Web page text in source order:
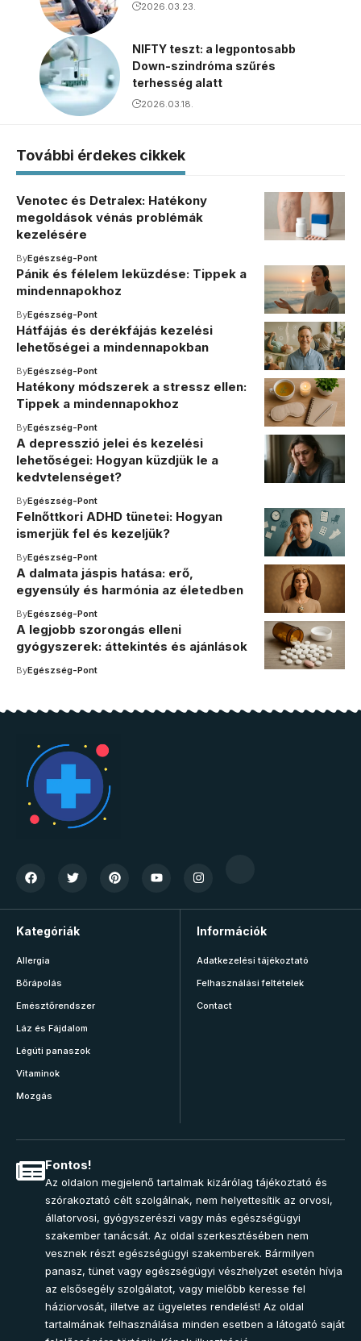
2026.03.23.
NIFTY teszt: a legpontosabb
Down-szindróma szűrés
terhesség alatt
2026.03.18.
További érdekes cikkek
Venotec és Detralex: Hatékony
megoldások vénás problémák
kezelésére
ByEgészség-Pont
Pánik és félelem leküzdése: Tippek a
mindennapokhoz
ByEgészség-Pont
Hátfájás és derékfájás kezelési
lehetőségei a mindennapokban
ByEgészség-Pont
Hatékony módszerek a stressz ellen:
Tippek a mindennapokhoz
ByEgészség-Pont
A depresszió jelei és kezelési
lehetőségei: Hogyan küzdjük le a
kedvtelenséget?
ByEgészség-Pont
Felnőttkori ADHD tünetei: Hogyan
ismerjük fel és kezeljük?
ByEgészség-Pont
A dalmata jáspis hatása: erő,
egyensúly és harmónia az életedben
ByEgészség-Pont
A legjobb szorongás elleni
gyógyszerek: áttekintés és ajánlások
ByEgészség-Pont
Kategóriák
Allergia
Bőrápolás
Emésztőrendszer
Láz és Fájdalom
Légúti panaszok
Vitaminok
Mozgás
Információk
Adatkezelési tájékoztató
Felhasználási feltételek
Contact
Fontos!
Az oldalon megjelenő tartalmak kizárólag tájékoztató és
szórakoztató célt szolgálnak, nem helyettesítik az orvosi,
állatorvosi, gyógyszerészi vagy más egészségügyi
szakember tanácsát. Az oldal szerkesztésében nem
vesznek részt egészségügyi szakemberek. Bármilyen
panasz, tünet vagy egészségügyi vészhelyzet esetén hívja
az elsősegély szolgálatot, vagy mielőbb keresse fel
háziorvosát, illetve az ügyeletes rendelést! Az oldal
tartalmának felhasználása minden esetben a látogató saját